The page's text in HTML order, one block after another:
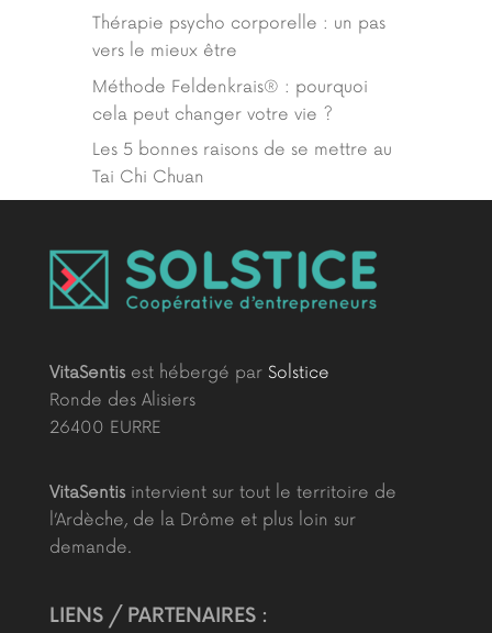
Thérapie psycho corporelle : un pas
vers le mieux être
Méthode Feldenkrais® : pourquoi
cela peut changer votre vie ?
Les 5 bonnes raisons de se mettre au
Tai Chi Chuan
VitaSentisest hébergé par Solstice
Ronde des Alisiers
26400 EURRE
VitaSentisintervient sur tout le territoire de
l’Ardèche, de la Drôme et plus loin sur
demande.
LIENS / PARTENAIRES :